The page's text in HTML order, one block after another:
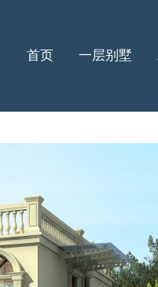
首页 一层别墅